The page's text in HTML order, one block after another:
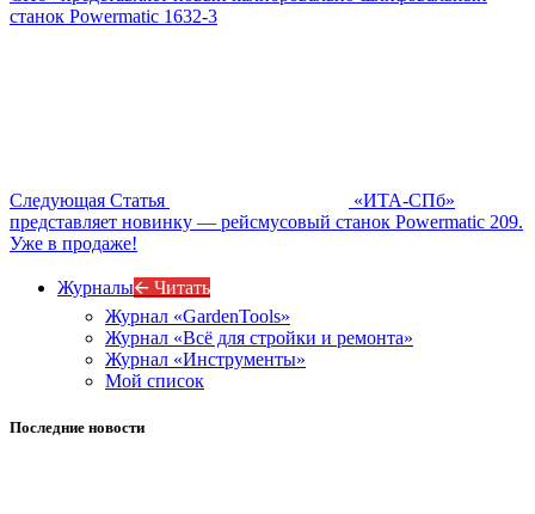
станок Powermatic 1632-3
Следующая Статья
«ИТА-СПб»
представляет новинку — рейсмусовый станок Powermatic 209.
Уже в продаже!
Журналы🡨 Читать
Журнал «GardenTools»
Журнал «Всё для стройки и ремонта»
Журнал «Инструменты»
Мой список
Последние новости